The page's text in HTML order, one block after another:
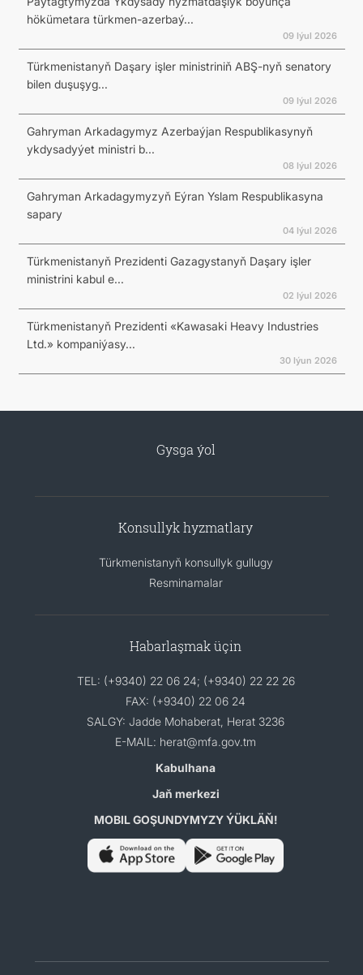
hökümetara türkmen-azerbaý...
09 Iýul 2026
Türkmenistanyň Daşary işler ministriniň ABŞ-nyň senatory
bilen duşuşyg...
09 Iýul 2026
Gahryman Arkadagymyz Azerbaýjan Respublikasynyň
ykdysadyýet ministri b...
08 Iýul 2026
Gahryman Arkadagymyzyň Eýran Yslam Respublikasyna
sapary
04 Iýul 2026
Türkmenistanyň Prezidenti Gazagystanyň Daşary işler
ministrini kabul e...
02 Iýul 2026
Türkmenistanyň Prezidenti «Kawasaki Heavy Industries
Ltd.» kompaniýasy...
30 Iýun 2026
Gysga ýol
Konsullyk hyzmatlary
Türkmenistanyň konsullyk gullugy
Resminamalar
Habarlaşmak üçin
TEL: (+9340) 22 06 24; (+9340) 22 22 26
FAX: (+9340) 22 06 24
SALGY: Jadde Mohaberat, Herat 3236
E-MAIL: herat@mfa.gov.tm
Kabulhana
Jaň merkezi
MOBIL GOŞUNDYMYZY ÝÜKLÄŇ!